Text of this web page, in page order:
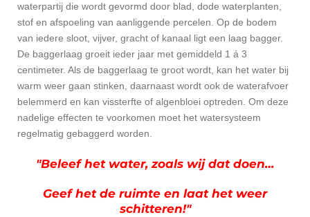
waterpartij die wordt gevormd door blad, dode waterplanten,
stof en afspoeling van aanliggende percelen. Op de bodem
van iedere sloot, vijver, gracht of kanaal ligt een laag bagger.
De baggerlaag groeit ieder jaar met gemiddeld 1 á 3
centimeter. Als de baggerlaag te groot wordt, kan het water bij
warm weer gaan stinken, daarnaast wordt ook de waterafvoer
belemmerd en kan vissterfte of algenbloei optreden. Om deze
nadelige effecten te voorkomen moet het watersysteem
regelmatig gebaggerd worden.
"Beleef het water, zoals wij dat doen…
Geef het de ruimte en laat het weer
schitteren!"